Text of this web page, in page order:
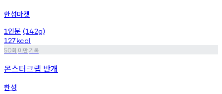
한성마켓
1 인분 (142g)
127kcal
50회 미만기록
몬스터크랩 반개
한성